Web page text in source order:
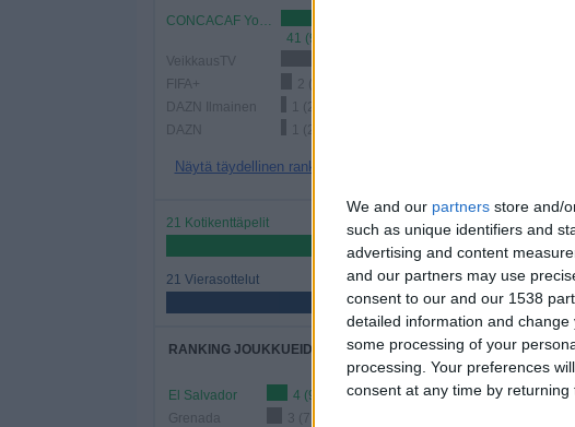
We and our partners store and/
such as unique identifiers and
advertising and content
and our partners may use
consent to our and our 1538
detailed information and
some processing of your
processing. Your preferences
consent at any time by
CONCACAF YouTube
41 (97,62%)
VeikkausTV
FIFA+
2 (4,76%)
DAZN Ilmainen
1 (2,38%)
DAZN
1 (2,38%)
Näytä täydellinen ranking
21 Kotikenttäpelit
50%
21 Vierasottelut
50%
RANKING JOUKKUEIDEN MUKAAN
El Salvador
4 (9,52%)
Grenada
3 (7,14%)